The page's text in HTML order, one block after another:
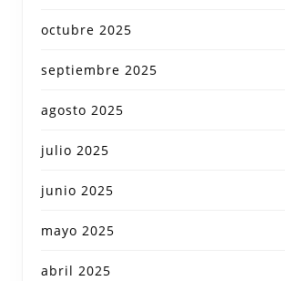
octubre 2025
septiembre 2025
agosto 2025
julio 2025
junio 2025
mayo 2025
abril 2025